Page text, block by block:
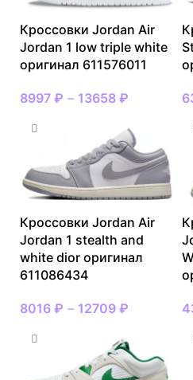
Кроссовки Jordan Air
Jordan 1 low triple white
оригинал 611576011
8997 ₽ – 13658 ₽
Кроссовки Jordan Air
Jordan 1 stealth and
white dior оригинал
611086434
8016 ₽ – 12709 ₽